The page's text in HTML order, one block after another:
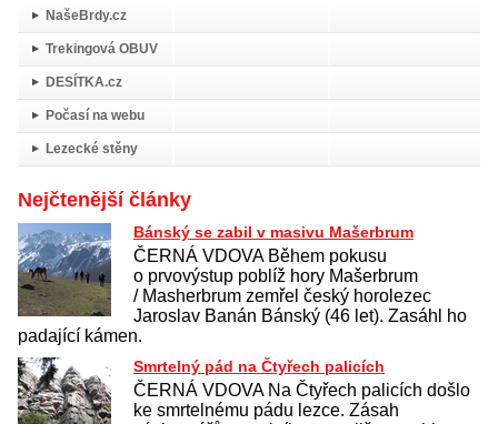
NašeBrdy.cz
Trekingová OBUV
DESÍTKA.cz
Počasí na webu
Lezecké stěny
Nejčtenější články
Bánský se zabil v masivu Mašerbrum
ČERNÁ VDOVA Během pokusu
o prvovýstup poblíž hory Mašerbrum
/ Masherbrum zemřel český horolezec
Jaroslav Banán Bánský (46 let). Zasáhl ho
padající kámen.
Smrtelný pád na Čtyřech palicích
ČERNÁ VDOVA Na Čtyřech palicích došlo
ke smrtelnému pádu lezce. Zásah